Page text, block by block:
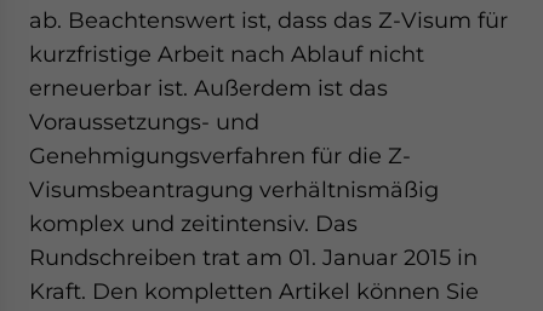
ab. Beachtenswert ist, dass das Z-Visum für
kurzfristige Arbeit nach Ablauf nicht
erneuerbar ist. Außerdem ist das
Voraussetzungs- und
Genehmigungsverfahren für die Z-
Visumsbeantragung verhältnismäßig
komplex und zeitintensiv. Das
Rundschreiben trat am 01. Januar 2015 in
Kraft. Den kompletten Artikel können Sie